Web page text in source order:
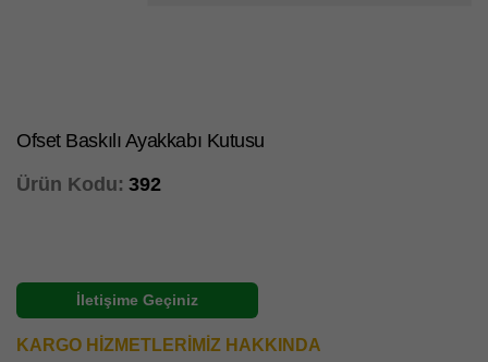
Ofset Baskılı Ayakkabı Kutusu
Ürün Kodu: 392
İletişime Geçiniz
KARGO HİZMETLERİMİZ HAKKINDA